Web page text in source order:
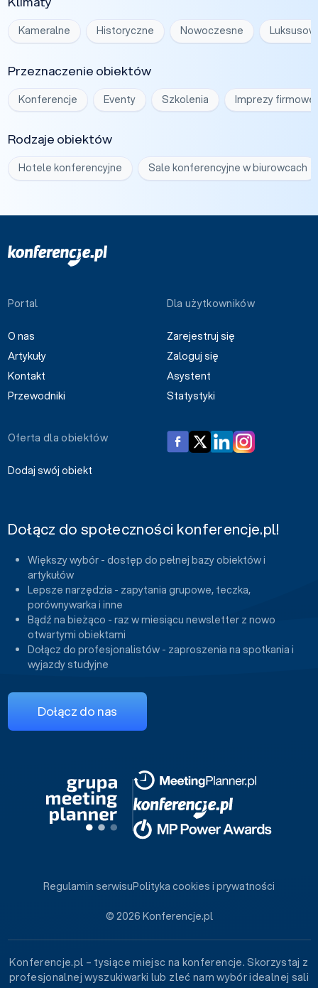
Kameralne Historyczne Nowoczesne
Przeznaczenie obiektów
Konferencje Eventy Szkolenia Imprezy firmowe
Rodzaje obiektów
Hotele konferencyjne Sale konferencyjne w biurowcach
Portal
O nas
Artykuły
Kontakt
Przewodniki
Dla użytkowników
Zarejestruj się
Zaloguj się
Asystent
Statystyki
Oferta dla obiektów
Dodaj swój obiekt
Dołącz do społeczności konferencje.pl!
Większy wybór - dostęp do pełnej bazy obiektów i
artykułów
Lepsze narzędzia - zapytania grupowe, teczka,
porównywarka i inne
Bądź na bieżąco - raz w miesiącu newsletter z nowo
otwartymi obiektami
Dołącz do profesjonalistów - zaproszenia na spotkania i
wyjazdy studyjne
Dołącz do nas
© 2026 Konferencje.pl
Regulamin serwisuPolityka cookies i prywatności
Konferencje.pl – tysiące miejsc na konferencje. Skorzystaj z
profesjonalnej wyszukiwarki lub zleć nam wybór idealnej sali